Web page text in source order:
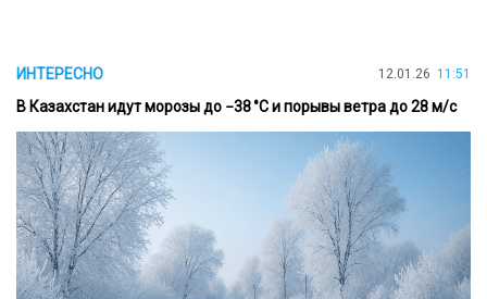
ИНТЕРЕСНО 12.01.26 11:51
В Казахстан идут морозы до −38 °C и порывы ветра до 28 м/с